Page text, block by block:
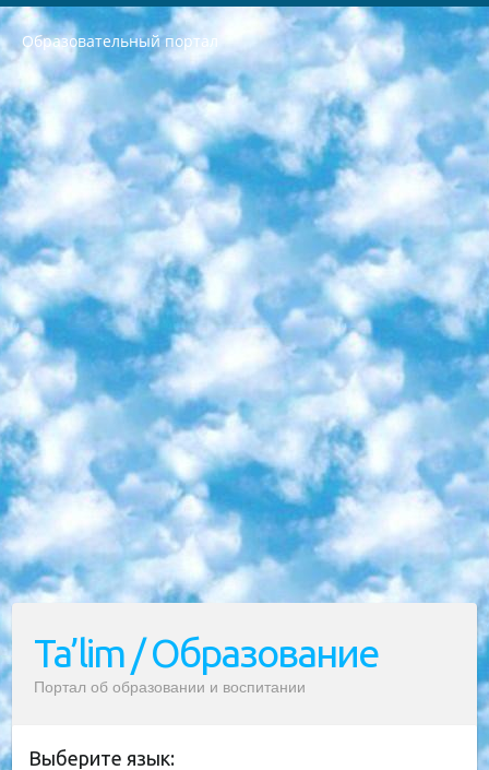
Образовательный портал
РЕСПУБЛИКА УЗБЕКИСТАН МИНИСТРЕРСТВО ДОШКОЛЬНОГО И ШКОЛЬНОГО ОБРАЗОВАНИЯ КОМАНДА в общеобразовательных учреждениях в 2023-2024 учебном году организация и проведение итоговой государственной аттестации обучающихся о Министра дошкольного и школьного образования Республики Узбекистан от 4 марта 2008 года (постановлением Минюста от 20 марта 2008 года № 1778 государственной регистрации) «Итоговое состояние учащихся общего среднего образования на основании положения об утверждении положения об аттестации общего среднего образования выпускной экзамен студентов в образовательных учреждениях в 2023-2024 учебном году В целях организации и прохождения аттестации приказываю: 1. Следующее: перечень предметов, по которым будет проводиться итоговая государственная аттестация и экзамен формы перевода согласно приложению 1; сертификаты международного образца, оценивающие уровень владения иностранными языками перечень согласно приложению 2; 2. Педагогический при специализированных образовательных учреждениях. научно-практический центр квалификации и международной оценки (Д.Давидова) 2024 г. До 25 марта: задания по предметам, по которым будет проводиться итоговая аттестация разработка и утверждение технических условий; итоговая аттестация на основании разработанного предметного задания разработка вопросов по предметам (устно и письменно), экзамен передача; общеобразовательные средние школы и специальные учебные заведения учащиеся выпускных классов школ и интернатов в агентской системе подготовка базы данных экзаменационных материалов и критериев оценки; перевод базы экзаменационных материалов на все языки обучения подать в Республиканский образовательный центр для изготовления; варианты экзаменов на основе разработанных контрольных материалов пусть будут поставлены задачи формирования. 3. Республиканский образовательный центр (Ш.Худайкулов) до 5 апреля 2024 года. до: база данных предоставленных экзаменационных материалов на все языки обучения перевод и экспертиза; для слепых, слабовидящих, глухих, слабослышащих и умственно отсталых детей учащиеся выпускных классов специализированных школ и школ-интернатов база данных экзаменационных материалов на всех преподаваемых языках подготовка критериев оценки; специализированные школы для умственно отсталых детей и технологии для учащихся выпускных классов школ-интернатов разработка соответствующих рекомендаций и критериев проведения ЕГЭ по естествознанию давать задания. 4. Педагогический при специализированных образовательных учреждениях. Научно-практический центр навыков и международной оценки (Д.Давидова), Республика образовательный центр (Худайкулов Ш.) итоговый государственный аттестационный экзамен ориентирован на творческое и логическое мышление при подготовке базы материалов учитывать введение заданий. 5. Следует отметить, что: сертификат государственного образца о знании общеобразовательного предмета и как минимум национальный уровень B1 по предметам на иностранных языках, указанным в Приложении 2. или международно признанный сертификат эквивалентного уровня студенты, изучающие определенный предмет, освобождаются от экзамена; по соответствующим предметам запланирована итоговая государственная аттестация за день до дня, путем жеребьевки Рабочей группой (в письменной форме по предметам, проводимым в форме) из числа сформированных вариантов выбрано 2 варианта; 2 выбранных варианта экзамена анонсированы на официальном сайте министерства и все выпускники по всей стране на основе этих вариантов проводит итоговую государственную аттестацию. 6. Государственное образование учащихся средних общеобразовательных учреждений. знания в соответствии с квалификационными требованиями, которые необходимо приобрести на основании стандартов итоговый (выпускной) контроль для 9 и 11 классов в целях тестирования Экзамены (далее – экзамены) состоят из предметов, перечисленных в приложении 1. будет сделано. 7. Экзамены пройдут с 26 мая по 15 июня 2024 г. (кроме науки физического воспитания). 8. Физическая для учащихся 9 классов общесредних образовательных учреждений. Экзамены по предмету «Образование, квалификация медицина» 1-6 мая 2024 года. сотрудники перевести под присмотр (с отклонениями в физическом или умственном развитии) специализированная школа для детей, школы-интернаты и со сколиозом школы-интернаты санаторного типа для больных детей исключены). 9. Он был слепым, слабовидящим и имел нарушения опорно-двигательного аппарата. экзамены в специализированных школах и интернатах для детей должны проводиться исходя из требований, предъявляемых к общеобразовательным учреждениям (физкультура кроме науки). 10. Специализированная школа для глухих и слабослышащих детей. и экзамены в интернатах и быть реализован в виде письменного теста по математике. 11. Специальность для умственно отсталых детей. Для 9 класса Родной язык и литературное письмо Государственный язык (язык обучения – узбекский). для неклассов) написано Математическое письмо Письменная/устная история Узбекистана Физическое воспитание практично Итоговый контроль Для 11 класса Написание родного языка и литературы (эссе) Математическое письмо Узбекский язык (обучение на узбекском языке) не посещающее общее среднее образование для учреждений)/Образовательное учреждение выбор письменный и устный Иностранный язык письменный/устный Письменная/устная история Узбекистана *По выбору студента:  Химия  Физика  Основы государственного права  География 10 бесплатных образовательных ресурсов - Мы составили подборку онлайн-проектов с интерактивными упражнениями, видеолекциями и статьями. Они помогут вам обрести новые и освежить старые знания бесплатно. 1. «ИНТУИТ» Старейшая образовательная площадка Рунета. Здесь вы найдёте сотни текстовых и видеокурсов на десятки различных тем — от программирования до психологии. Многие курсы подготовлены российскими университетами и крупными международными компаниями вроде Intel и Microsoft. Самостоятельное обучение бесплатное, но желающие могут оплатить услуги персональных наставников. 2. «Смартия» знакомит с актуальными профессиями и подсказывает, как им обучаться. Выбрав заинтересовавшую вас специальность — SMM-специалист, фотограф, веб-дизайнер или другую, — увидите список необходимых для неё умений. Чтобы вы могли освоить их самостоятельно, для каждого умения площадка отображает подборку ссылок на учебные материалы. Хотя «Смартия» ориентируется на русскоязычную аудиторию, часть контента всё же доступна только на английском. 3. «Лекторий Физтеха» Проект Московского физико-технического института (Физтеха). С его помощью вы можете смотреть онлайн серии лекций, записанные на видео в этом вузе. В числе доступных предметов — физика, биология, химия, информационные технологии и другие. К некоторым лекциям администрация ресурса прилагает готовые конспекты, которые можно скачивать в PDF-формате. 4. ITMOcourses Онлайн-площадка Санкт-Петербургского национального исследовательского университета информационных технологий, механики и оптики (ИТМО). Ресурс предоставляет свободный доступ к курсам, разработанным в этом вузе. Каталог материалов разбит на четыре категории: «Оптические системы и технологии», «Приборостроение и робототехника», «Информационные технологии» и «Биотехнологии». Курсы состоят из видеолекций, интерактивных демонстраций и заданий. 5. «КиберЛенинка» Электронная научная библиотека открытого доступа. Каталог площадки регулярно обрастает текстами статей из различных научных изданий. Сгруппированные по журналам и рубрикам публикации можно читать онлайн или скачивать целиком в PDF-формате. Проект нацелен на популяризацию науки за счёт открытого доступа к качественной информации. 6. «ПостНаука» На этом ресурсе публикуют подборки видеолекций, составленные экспертами из разных отраслей и объединённые общими темами. Среди них, к примеру, есть серии «Биоинформатика и геномика», «Культура средневековой Скандинавии» и Cinema Studies о теории кино. Каждая подборка лекций — логически связанная история, рассказанная экспертом от первого лица. Кроме того, на сайте появляются научно-образовательные статьи и тесты на разные темы. 7. «Newочём» Команда проекта «Newочём» отбирает самые интересные тексты из англоязычных СМИ и переводит те из них, за которые голосуют участники сообщества «ВКонтакте». По большей части это научно-популярные статьи. Редакторы придумывают лишь заголовки, в остальном содержание переводов соответствует оригиналам. Полные тексты можно читать прямо в социальной сети. 8. InternetUrok Онлайн-база материалов по основным дисциплинам школьной программы. Информация на сайте структурирована по классам, предметам и темам (урокам). Каждый урок состоит из видеолекций и конспектов. Есть также интерактивные тренажёры и тесты для закрепления пройденного материала. Даже если вы давно окончили школу, возможность повторить программу старших классов всегда может пригодиться. 9. Edutainme Ещё один ресурс об образовании. В отличие от Newtonew, как мне кажется, Edutainme больше ориентируется на представителей индустрии: педагогов, предпринимателей, разработчиков образовательных проектов. Но и любой, кто просто стремится к саморазвитию, найдёт на сайте много полезного и интересного для себя. Например, информацию о новых курсах и образовательных сервисах. 10. Newtonew Онлайн-медиа об образовании и обучении в широком смысле. Авторы Newtonew пишут об инструментах, заведениях, тактиках и стратегиях, которые помогают учить других и получать новые знания самостоятельно. На этой площадке вы найдёте новости, обзоры, аналитические мат
Ta’lim / Образование
Портал об образовании и воспитании
Выберите язык: